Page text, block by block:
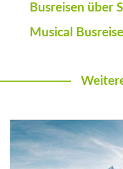
Busreisen über
Musical